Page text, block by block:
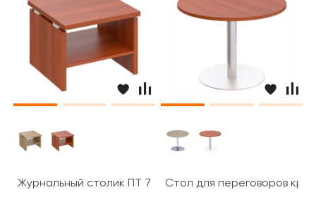
Журнальный столик ПТ 785 PatriotСтол для переговоров